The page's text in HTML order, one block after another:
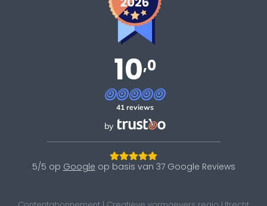
10,0
41 reviews
by
5/5 op Google op basis van 37 Google Reviews